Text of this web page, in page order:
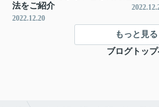
法をご紹介
2022.12.20
もっと見る
ブログトッ